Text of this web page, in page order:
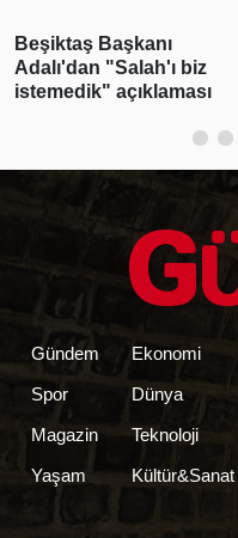
Beşiktaş Başkanı
Adalı'dan "Salah'ı biz
istemedik" açıklaması
Gündem
Spor
Magazin
Yaşam
Ekonomi
Dünya
Teknoloji
Kültür&Sanat